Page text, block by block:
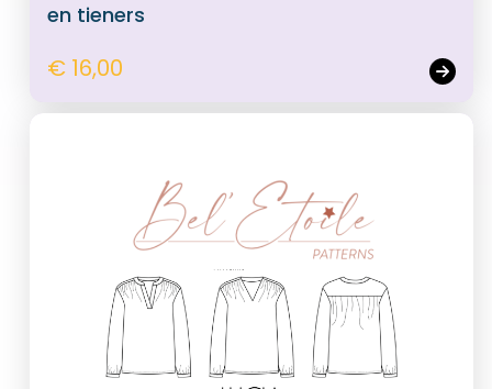
en tieners
€ 16,00